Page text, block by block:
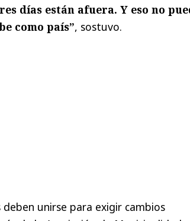
días están afuera. Y eso no
como país”, sostuvo.
unirse para exigir cambios